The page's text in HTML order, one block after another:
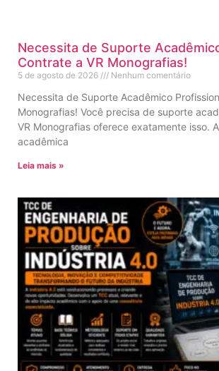
Necessita de Suporte
Contrate a VR Monografias!
5 de agosto de 2026 Nenhum comentário
Necessita de Suporte Acadêmico
Monografias! Você precisa de suporte
VR Monografias oferece exatamente isso.
acadêmica
Leia mais »